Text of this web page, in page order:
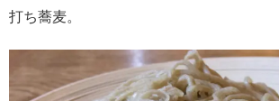
打ち蕎麦。